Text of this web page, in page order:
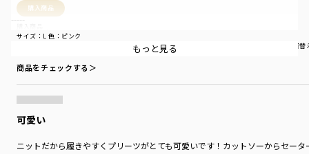
購入商品
：やや厚い 伸縮性：伸びる 着
サイズ：L 色：ピンク
商品をチェックする＞
可愛い
ニットだから履きやすくプリーツがとても可愛いです！カットソーからセー
-----
透け感：なし
ブランド ／ branshes
シーズン
／アウトレット
カラー
性別タイプ
／ 12-3433-138
もっと見る